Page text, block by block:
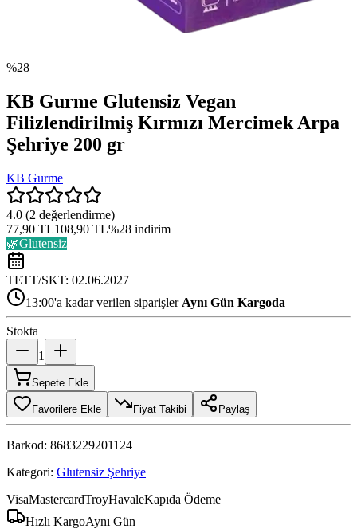
%28
KB Gurme Glutensiz Vegan
Filizlendirilmiş Kırmızı Mercimek Arpa
Şehriye 200 gr
KB Gurme
4.0 (2 değerlendirme)
77,90 TL108,90 TL%28 indirim
🌿Glutensiz
TETT/SKT: 02.06.2027
13:00'a kadar verilen siparişler Aynı Gün Kargoda
Stokta
1
Sepete Ekle
Favorilere Ekle Fiyat Takibi Paylaş
Barkod: 8683229201124
Kategori: Glutensiz Şehriye
VisaMastercardTroyHavaleKapıda Ödeme
Hızlı KargoAynı Gün